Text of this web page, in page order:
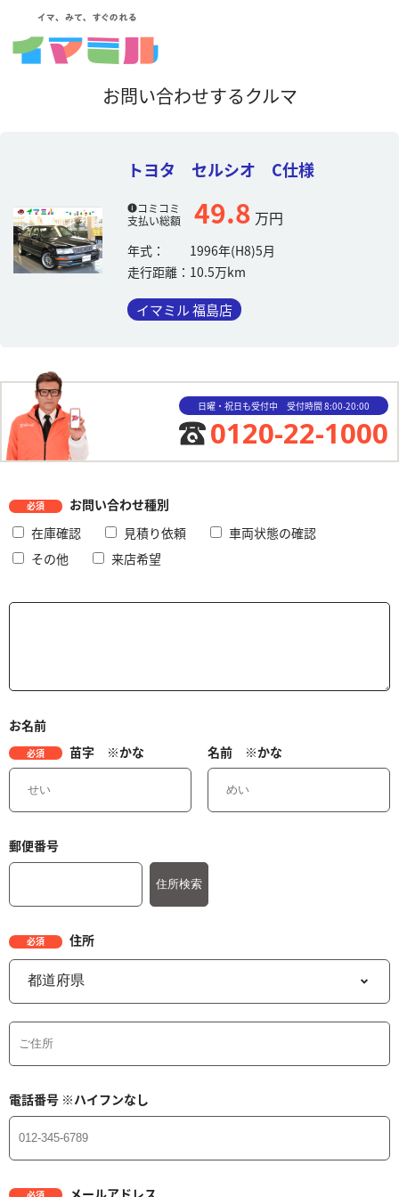
お問い合わせするクルマ
トヨタ セルシオ C仕様
コミコミ
支払い総額
49.8 万円
年式：
1996年(H8)5月
走行距離： 10.5万km
イマミル 福島店
日曜・祝日も受付中 受付時間 8:00-20:00
0120-22-1000
必須
お問い合わせ種別
在庫確認
見積り依頼
車両状態の確認
その他
来店希望
お名前
必須 苗字 ※かな 名前 ※かな
郵便番号
必須 住所
電話番号 ※ハイフンなし
必須 メールアドレス